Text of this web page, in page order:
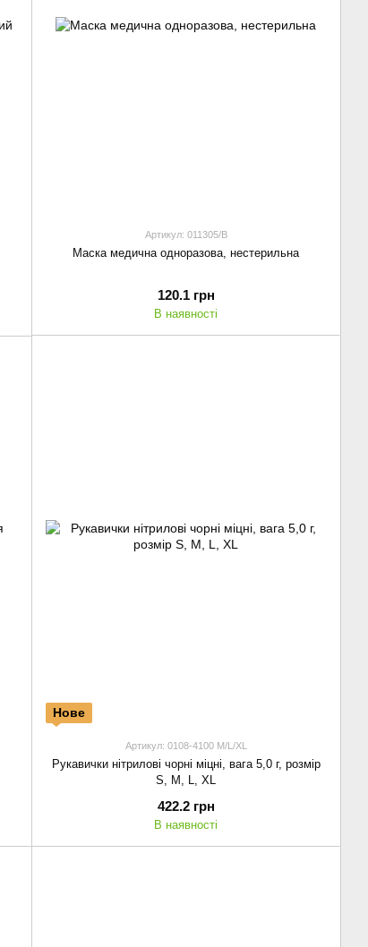
Артикул: 011305/В
Маска медична одноразова, нестерильна
120.1 грн
В наявності
Нове
Артикул: 0108-4100 M/L/XL
Рукавички нітрилові чорні міцні, вага 5,0 г, розмір
S, M, L, XL
422.2 грн
В наявності